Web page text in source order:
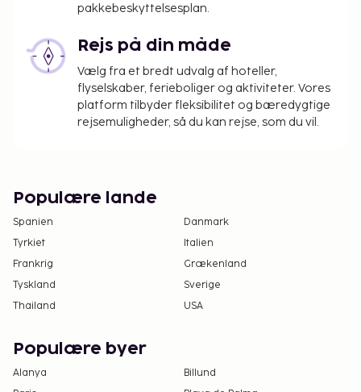
pakkebeskyttelsesplan.
Rejs på din måde
Vælg fra et bredt udvalg af hoteller,
flyselskaber, ferieboliger og aktiviteter. Vores
platform tilbyder fleksibilitet og bæredygtige
rejsemuligheder, så du kan rejse, som du vil.
Populære lande
Spanien
Danmark
Tyrkiet
Italien
Frankrig
Grækenland
Tyskland
Sverige
Thailand
USA
Populære byer
Alanya
Billund